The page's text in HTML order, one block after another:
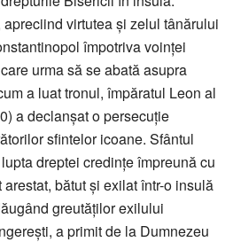
virtutea și zelul tânărului
împotriva voinței
urma să se abată asupra
a luat tronul, împăratul Leon al
a declanșat o persecuție
sfintelor icoane. Sfântul
dreptei credințe împreună cu
bătut și exilat într-o insulă
greutăților exilului
a primit de la Dumnezeu